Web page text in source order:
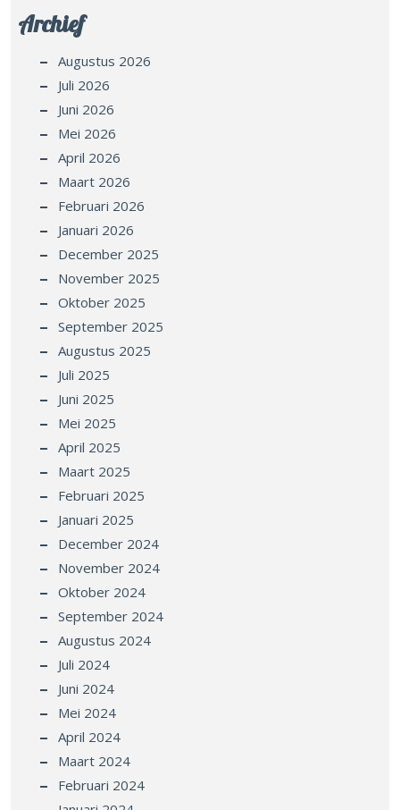
Archief
Augustus 2026
Juli 2026
Juni 2026
Mei 2026
April 2026
Maart 2026
Februari 2026
Januari 2026
December 2025
November 2025
Oktober 2025
September 2025
Augustus 2025
Juli 2025
Juni 2025
Mei 2025
April 2025
Maart 2025
Februari 2025
Januari 2025
December 2024
November 2024
Oktober 2024
September 2024
Augustus 2024
Juli 2024
Juni 2024
Mei 2024
April 2024
Maart 2024
Februari 2024